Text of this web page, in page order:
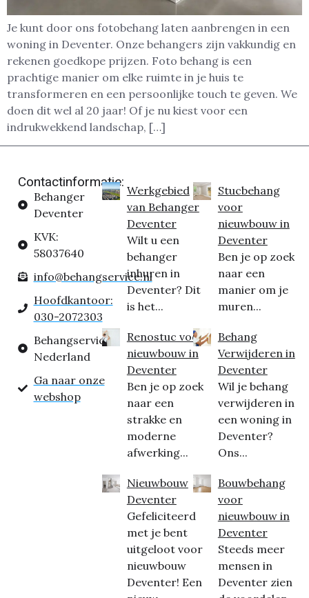
Je kunt door ons fotobehang laten aanbrengen in een
woning in Deventer. Onze behangers zijn vakkundig en
rekenen goedkope prijzen. Foto behang is een
prachtige manier om elke ruimte in je huis te
transformeren en een persoonlijke touch te geven. We
doen dit wel al 20 jaar! Of je nu kiest voor een
indrukwekkend landschap, […]
Contactinformatie:
Behanger
Deventer
KVK:
58037640
info@behangservice.nl
Hoofdkantoor:
030-2072303
Behangservice
Nederland
Ga naar onze
webshop
Werkgebied
van Behanger
Deventer
Wilt u een
behanger
inhuren in
Deventer? Dit
is het...
Renostuc voor
nieuwbouw in
Deventer
Ben je op zoek
naar een
strakke en
moderne
afwerking...
Nieuwbouw
Deventer
Gefeliciteerd
met je bent
uitgeloot voor
nieuwbouw
Deventer! Een
Stucbehang
voor
nieuwbouw in
Deventer
Ben je op zoek
naar een
manier om je
muren...
Behang
Verwijderen in
Deventer
Wil je behang
verwijderen in
een woning in
Deventer?
Ons...
Bouwbehang
voor
nieuwbouw in
Deventer
Steeds meer
mensen in
Deventer zien